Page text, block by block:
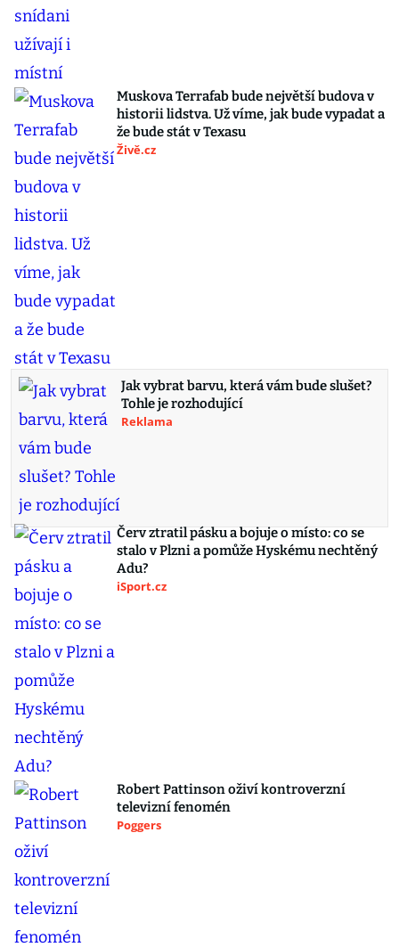
Muskova Terrafab bude největší budova v
historii lidstva. Už víme, jak bude vypadat a
že bude stát v Texasu
Živě.cz
Jak vybrat barvu, která vám bude slušet?
Tohle je rozhodující
Reklama
Červ ztratil pásku a bojuje o místo: co se
stalo v Plzni a pomůže Hyskému nechtěný
Adu?
iSport.cz
Robert Pattinson oživí kontroverzní
televizní fenomén
Poggers